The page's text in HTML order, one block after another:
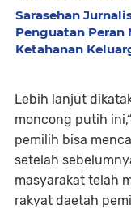
Sarasehan
Penguatan
Ketahanan
Lebih lanjut
moncong putih
pemilih bisa
setelah
masyarakat telah
rakyat daetah